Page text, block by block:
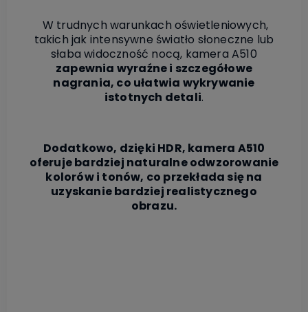
W trudnych warunkach oświetleniowych,
takich jak intensywne światło słoneczne lub
słaba widoczność nocą, kamera A510
zapewnia wyraźne i szczegółowe
nagrania, co ułatwia wykrywanie
istotnych detali.
Dodatkowo, dzięki HDR, kamera A510
oferuje bardziej naturalne odwzorowanie
kolorów i tonów, co przekłada się na
uzyskanie bardziej realistycznego
obrazu.